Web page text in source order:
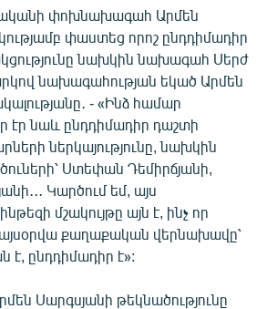
փոխնախագահ Արմեն
փաստեց որոշ ընդդիմադիր
նախկին նախագահ Սերժ
նախագահության եկած Արմեն
- «Ինձ համար
նաև ընդդիմադիր դաշտի
ներկայությունը, նախկին
Ստեփան Դեմիրճյանի,
Կարծում եմ, այս
մշակույթը այն է, ինչ որ
քաղաքական վերնախավը՝
ընդդիմադիր է»:
Սարգսյանի թեկնածությունը